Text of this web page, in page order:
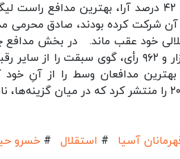
و ۴۷۰ نفر در آن شرکت کرده بودند،
خود عقب ماند. در بخش
۴۰ درصد از مجموع ۲۸ هزار و ۹۶۲ رأی،
آسیا # استقلال # خسرو